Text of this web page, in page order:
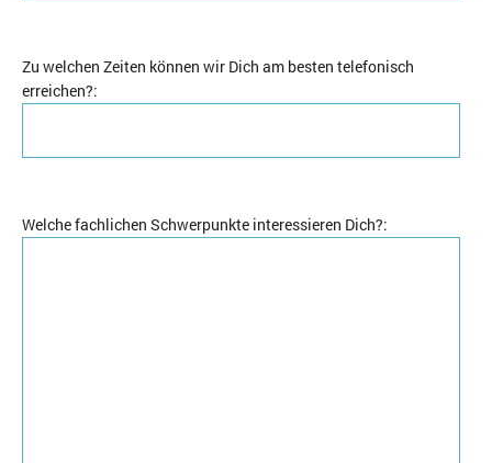
Zu welchen Zeiten können wir Dich am besten telefonisch
erreichen?:
Welche fachlichen Schwerpunkte interessieren Dich?: